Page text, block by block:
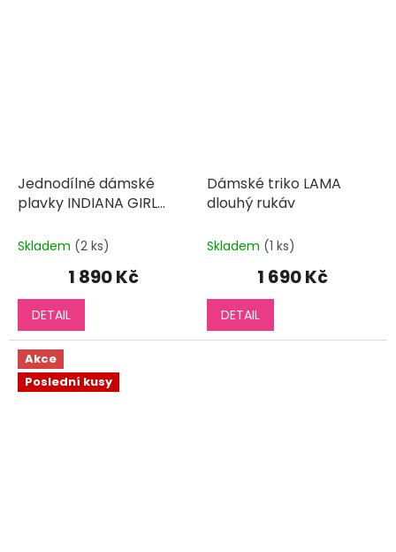
Jednodílné dámské
plavky INDIANA GIRL
Skladem (2 ks)
1 890 Kč
DETAIL
Dámské triko LAMA
dlouhý rukáv
Skladem (1 ks)
1 690 Kč
DETAIL
Akce
Poslední kusy